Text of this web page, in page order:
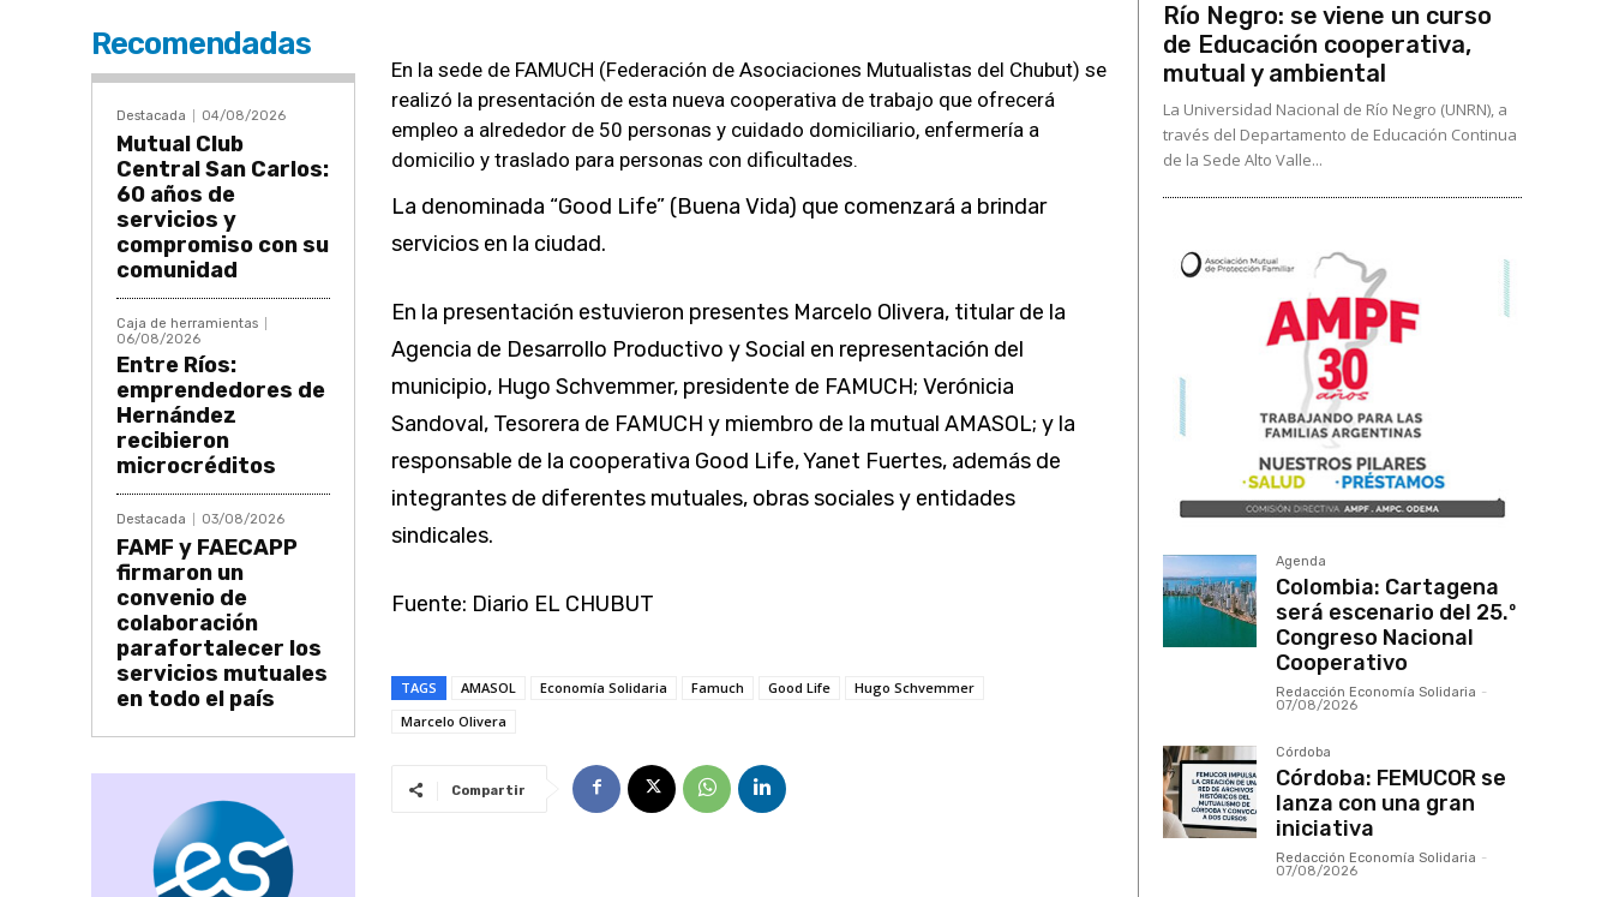
Recomendadas
Destacada 04/08/2026
Mutual Club
Central San Carlos:
60 años de
servicios y
compromiso con su
comunidad
Caja de herramientas
06/08/2026
Entre Ríos:
emprendedores de
Hernández
recibieron
microcréditos
Destacada 03/08/2026
FAMF y FAECAPP
firmaron un
convenio de
colaboración
parafortalecer los
servicios mutuales
en todo el país
En la sede de FAMUCH (Federación de Asociaciones Mutualistas del Chubut) se
realizó la presentación de esta nueva cooperativa de trabajo que ofrecerá
empleo a alrededor de 50 personas y cuidado domiciliario, enfermería a
domicilio y traslado para personas con dificultades.
La denominada “Good Life” (Buena Vida) que comenzará a brindar
servicios en la ciudad.
En la presentación estuvieron presentes Marcelo Olivera, titular de la
Agencia de Desarrollo Productivo y Social en representación del
municipio, Hugo Schvemmer, presidente de FAMUCH; Verónicia
Sandoval, Tesorera de FAMUCH y miembro de la mutual AMASOL; y la
responsable de la cooperativa Good Life, Yanet Fuertes, además de
integrantes de diferentes mutuales, obras sociales y entidades
sindicales.
Fuente: Diario EL CHUBUT
TAGS AMASOL Economía Solidaria Famuch Good Life
Hugo Schvemmer
Marcelo Olivera
Compartir
Río Negro: se viene un curso
de Educación cooperativa,
mutual y ambiental
La Universidad Nacional de Río Negro (UNRN), a
través del Departamento de Educación Continua
de la Sede Alto Valle...
Agenda
Colombia: Cartagena
será escenario del 25.º
Congreso Nacional
Cooperativo
Redacción Economía Solidaria -
07/08/2026
Córdoba
Córdoba: FEMUCOR se
lanza con una gran
iniciativa
Redacción Economía Solidaria -
07/08/2026